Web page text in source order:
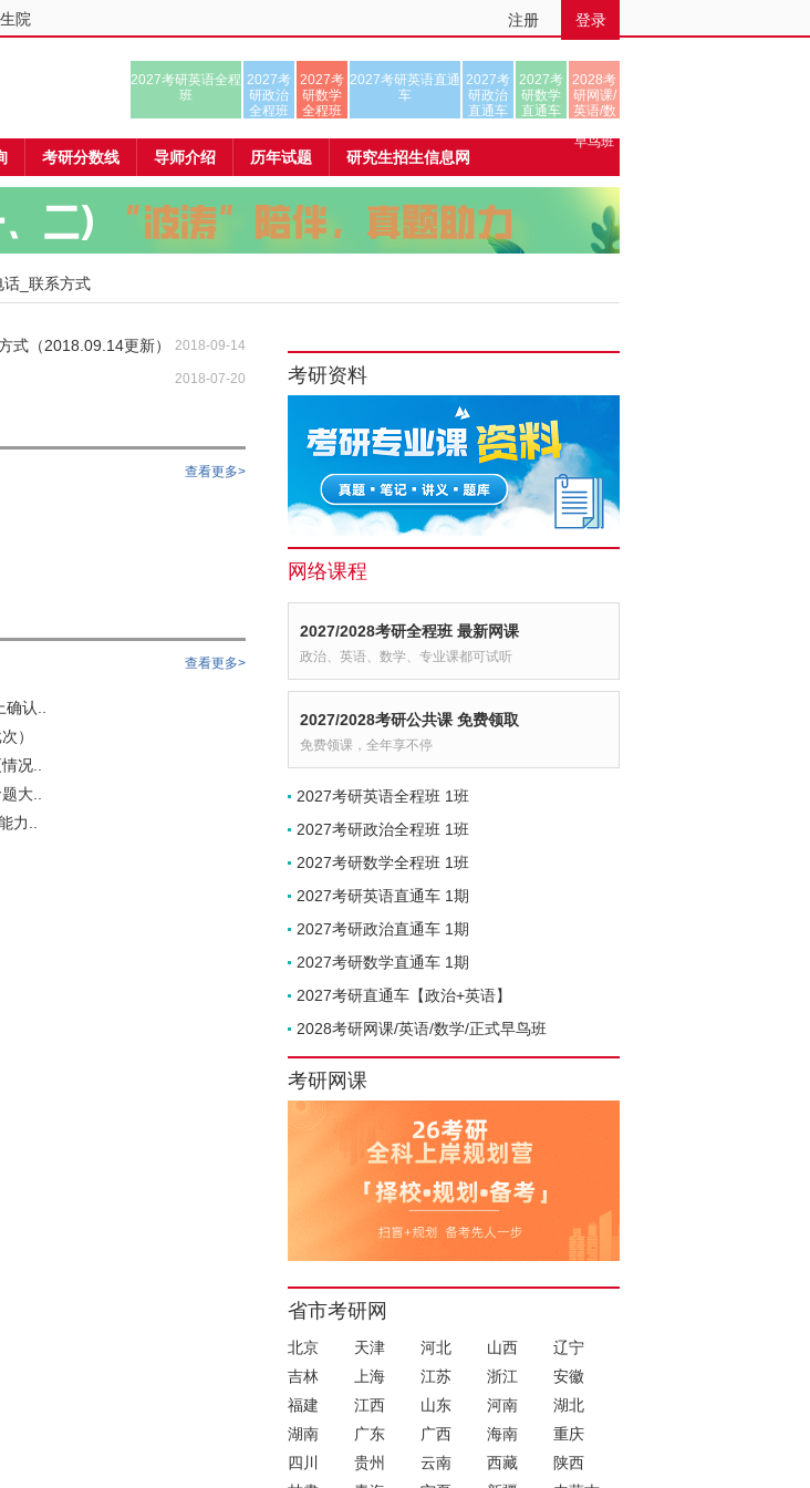
院 注册 登录
2027考研英语全程
班
2027考
研政治
全程班
2027考
研数学
全程班
2027考研英语直通
车
2027考
研政治
直通车
2027考
研数学
直通车
2028考
研网课/
英语/数
早鸟班
考研分数线 导师介绍 历年试题 研究生招生信息网
_联系方式
式（2018.09.14更新） 2018-09-14
2018-07-20
查看更多>
查看更多>
认..
）
况..
大..
力..
考研资料
网络课程
2027/2028考研全程班 最新网课
政治、英语、数学、专业课都可试听
2027/2028考研公共课 免费领取
免费领课，全年享不停
2027考研英语全程班 1班
2027考研政治全程班 1班
2027考研数学全程班 1班
2027考研英语直通车 1期
2027考研政治直通车 1期
2027考研数学直通车 1期
2027考研直通车【政治+英语】
2028考研网课/英语/数学/正式早鸟班
考研网课
省市考研网
北京 天津 河北 山西
辽宁
吉林
上海 江苏 浙江
安徽
福建
江西 山东 河南
湖北
湖南
广东 广西 海南
重庆
四川
贵州 云南 西藏
陕西